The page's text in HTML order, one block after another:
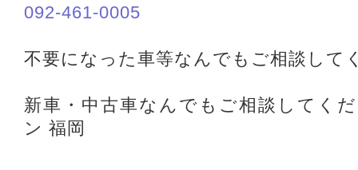
092-461-0005
不要になった車等なんでもご相談して
新車・中古車なんでもご相談してく
ン 福岡